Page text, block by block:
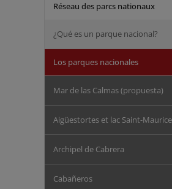
Réseau des parcs nationaux
¿Qué es un parque nacional?
Los parques nacionales
Mar de las Calmas (propuesta)
Aigüestortes et lac Saint-Maurice
Archipel de Cabrera
Cabañeros